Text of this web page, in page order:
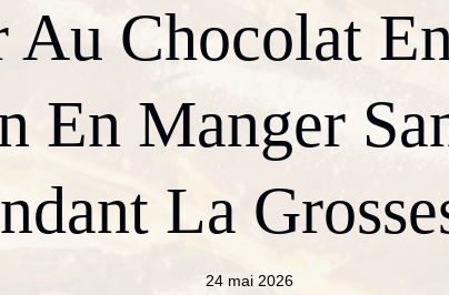
Au Chocolat
En Manger
La
24 mai 2026